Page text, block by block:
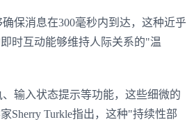
保消息在300毫秒内到达，这种近乎
时互动能够维持人际关系的"温
输入状态提示等功能，这些细微的
Sherry Turkle指出，这种"持续性部